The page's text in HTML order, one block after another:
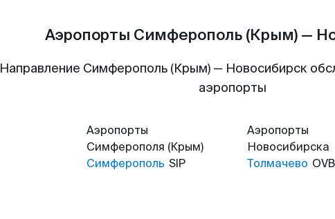
Аэропорты Симферополь (Крым) —
Направление Симферополь (Крым) — Новосибирск
аэропорты
Аэропорты
Симферополя (Крым)
Симферополь SIP
Аэропорты
Новосибирска
Толмачево OVB